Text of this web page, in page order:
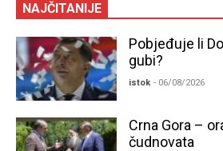
NAJČITANIJE
Pobjeđuje li
gubi?
istok - 06/08/2026
Crna Gora –
čudnovata